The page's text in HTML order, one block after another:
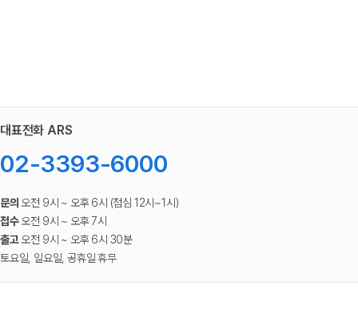
대표전화 ARS
02-3393-6000
문의 오전 9시 ~ 오후 6시 (점심 12시~1시)
접수오전 9시 ~ 오후 7시
출고오전 9시 ~ 오후 6시 30분
토요일, 일요일, 공휴일 휴무